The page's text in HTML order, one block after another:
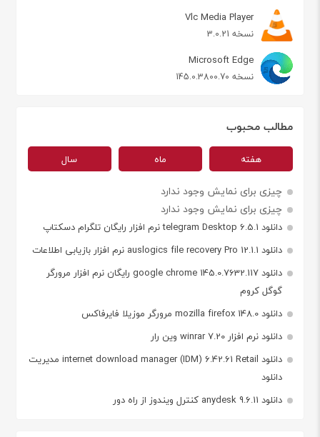
Vlc Media Player
نسخه 3.0.21
Microsoft Edge
نسخه 145.0.3800.70
مطالب محبوب
هفته ماه سال
چیزی برای نمایش وجود ندارد
چیزی برای نمایش وجود ندارد
دانلود telegram Desktop 6.5.1 نرم افزار رایگان تلگرام دسکتاپ
دانلود auslogics file recovery Pro 12.1.1 نرم افزار بازیابی اطلاعات
دانلود google chrome 145.0.7632.117 رایگان نرم افزار مرورگر
گوگل کروم
دانلود mozilla firefox 148.0 مرورگر موزیلا فایرفاکس
دانلود نرم افزار winrar 7.20 وین رار
دانلود internet download manager (IDM) 6.42.61 Retail مدیریت
دانلود
دانلود anydesk 9.6.11 کنترل ویندوز از راه دور